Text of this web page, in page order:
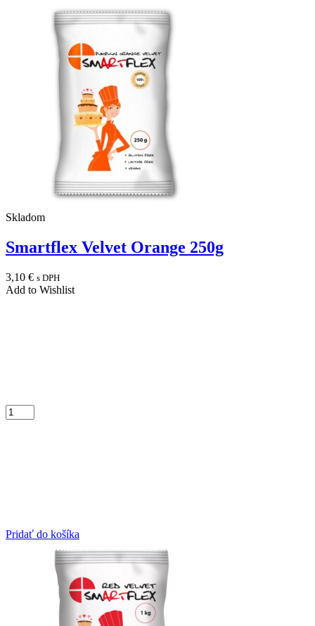
Skladom
Smartflex Velvet Orange 250g
3,10 € s DPH
Add to Wishlist
Pridať do košíka